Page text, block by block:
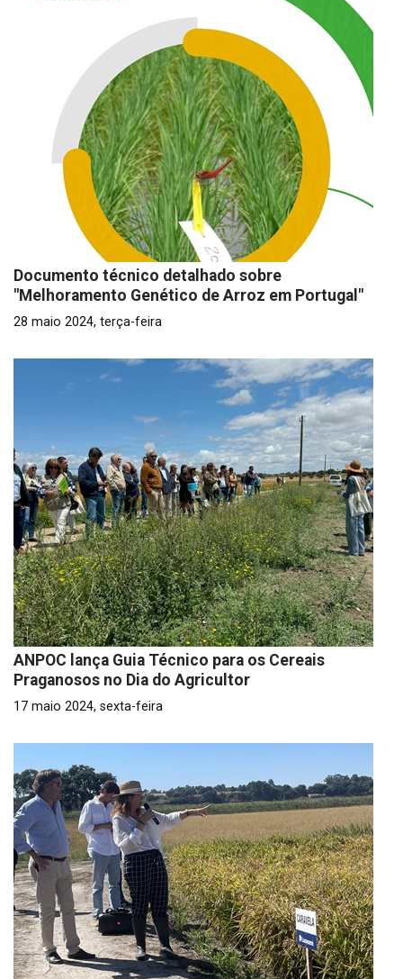
Documento técnico detalhado sobre
"Melhoramento Genético de Arroz em Portugal"
28 maio 2024, terça-feira
ANPOC lança Guia Técnico para os Cereais
Praganosos no Dia do Agricultor
17 maio 2024, sexta-feira